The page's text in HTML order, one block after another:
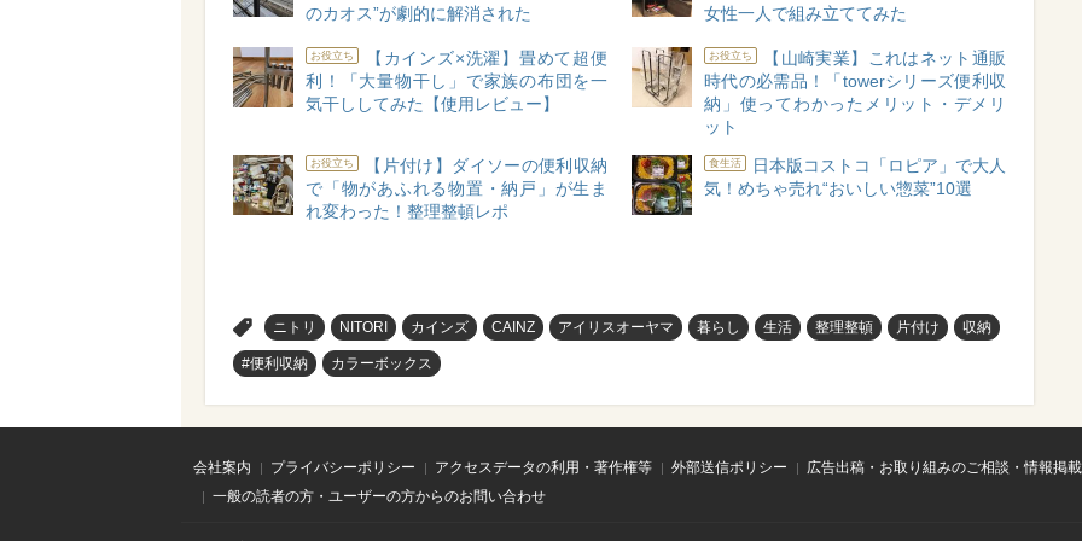
のカオス”が劇的に解消された
女性一人で組み立ててみた
お役立ち
【カインズ×洗濯】畳めて超便
利！「大量物干し」で家族の布団を一
気干ししてみた【使用レビュー】
お役立ち
【山崎実業】これはネット通販
時代の必需品！「towerシリーズ便利収
納」使ってわかったメリット・デメリ
ット
お役立ち
【片付け】ダイソーの便利収納
で「物があふれる物置・納戸」が生ま
れ変わった！整理整頓レポ
食生活
日本版コストコ「ロピア」で大人
気！めちゃ売れ“おいしい惣菜”10選
ニトリ NITORI カインズ CAINZ アイリスオーヤマ 暮らし 生活 整理整頓 片付け 収納
#便利収納 カラーボックス
会社案内 プライバシーポリシー アクセスデータの利用・著作権等 外部送信ポリシー
広告出稿・お取り組みのご相談・情報掲
一般の読者の方・ユーザーの方からのお問い合わせ